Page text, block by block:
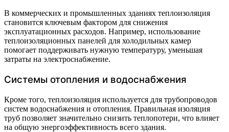
В коммерческих и промышленных зданиях теплоизоляция
становится ключевым фактором для снижения
эксплуатационных расходов. Например, использование
теплоизоляционных панелей для холодильных камер
помогает поддерживать нужную температуру, уменьшая
затраты на электроснабжение.
Системы отопления и водоснабжения
Кроме того, теплоизоляция используется для трубопроводов
систем водоснабжения и отопления. Правильная изоляция
труб позволяет значительно снизить теплопотери, что влияет
на общую энергоэффективность всего здания.